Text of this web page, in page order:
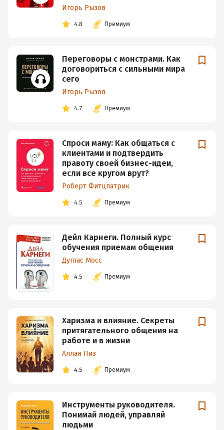
Игорь Рызов
4.8 Премиум
Переговоры с монстрами. Как
договориться с сильными мира
сего
Игорь Рызов
4.7 Премиум
Спроси маму: Как общаться с
клиентами и подтвердить
правоту своей бизнес-идеи,
если все кругом врут?
Роберт Фитцпатрик
4.5 Премиум
Дейл Карнеги. Полный курс
обучения приемам общения
Дуглас Мосс
4.5 Премиум
Харизма и влияние. Секреты
притягательного общения на
работе и в жизни
Аллан Пиз
4.5 Премиум
Инструменты руководителя.
Понимай людей, управляй
людьми